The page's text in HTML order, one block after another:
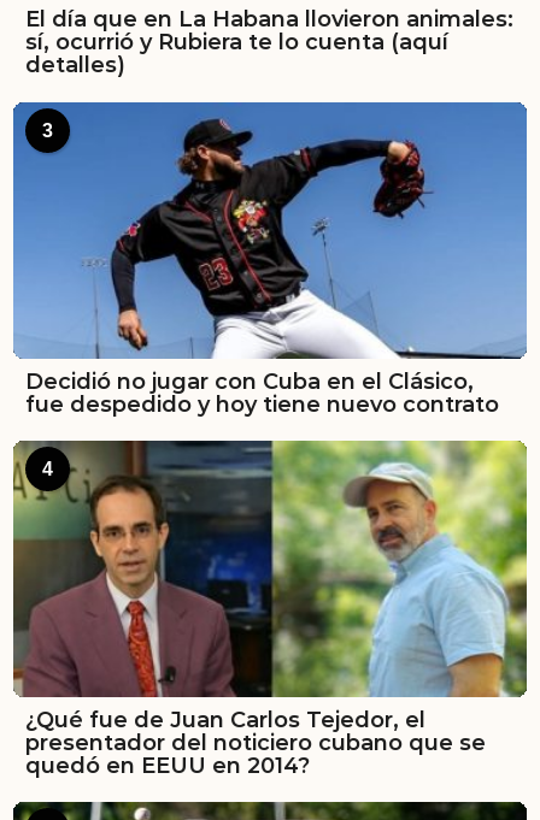
El día que en La Habana llovieron animales:
sí, ocurrió y Rubiera te lo cuenta (aquí
detalles)
3
Decidió no jugar con Cuba en el Clásico,
fue despedido y hoy tiene nuevo contrato
4
¿Qué fue de Juan Carlos Tejedor, el
presentador del noticiero cubano que se
quedó en EEUU en 2014?